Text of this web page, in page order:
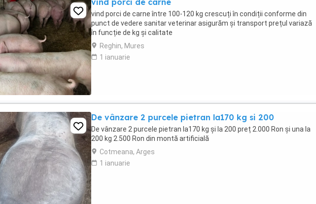
vind porci de carne
vind porci de carne între 100-120 kg crescuți în condiții conforme din
punct de vedere sanitar veterinar asigurăm și transport prețul variază
în funcție de kg și calitate
Reghin, Mures
1 ianuarie
De vânzare 2 purcele pietran la170 kg si 200
De vânzare 2 purcele pietran la170 kg și la 200 preț 2.000 Ron și una la
200 kg 2.500 Ron din montă artificială
Cotmeana, Arges
1 ianuarie